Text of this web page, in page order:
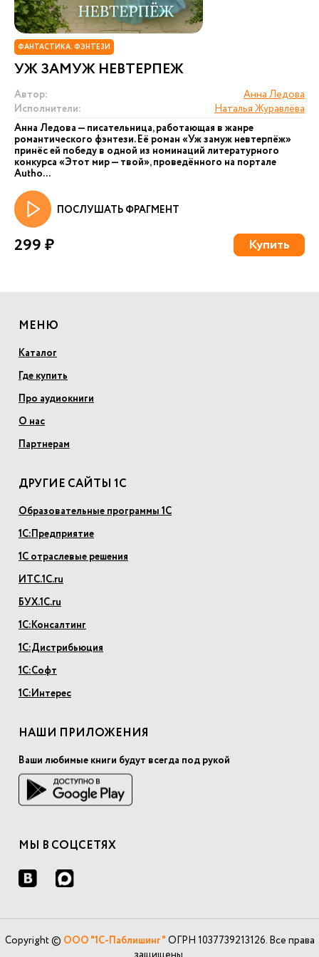
ФАНТАСТИКА. ФЭНТЕЗИ
УЖ ЗАМУЖ НЕВТЕРПЕЖ
Автор:
Анна Ледова
Исполнители:
Наталья Журавлёва
Анна Ледова — писательница, работающая в жанре
романтического фэнтези. Её роман «Уж замуж невтерпёж»
принёс ей победу в одной из номинаций литературного
конкурса «Этот мир — твой», проведённого на портале
Autho...
ПОСЛУШАТЬ ФРАГМЕНТ
299 ₽ Купить
МЕНЮ
Каталог
Где купить
Про аудиокниги
О нас
Партнерам
ДРУГИЕ САЙТЫ 1С
Образовательные программы 1С
1С:Предприятие
1С отраслевые решения
ИТС.1С.ru
БУХ.1С.ru
1С:Консалтинг
1С:Дистрибьюция
1С:Софт
1С:Интерес
НАШИ ПРИЛОЖЕНИЯ
Ваши любимые книги будут всегда под рукой
МЫ В СОЦСЕТЯХ
Copyright © ООО "1С-Паблишинг" ОГРН 1037739213126. Все права